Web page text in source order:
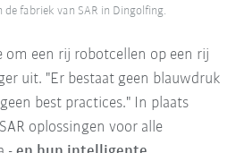
om een rij robotcellen op een rij
uit. "Er bestaat geen blauwdruk
best practices." In plaats
oplossingen voor alle
fabriek van SAR in Dingolfing.